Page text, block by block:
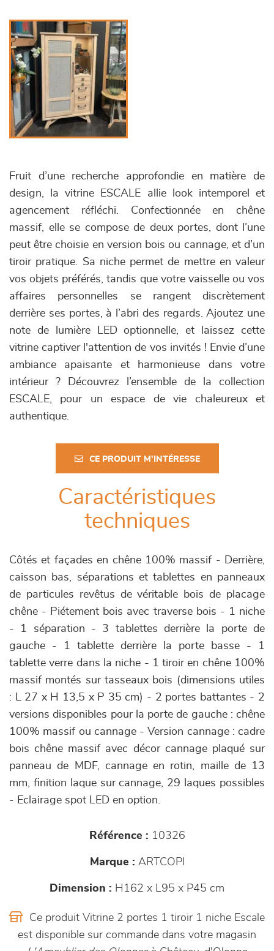
Fruit d’une recherche approfondie en matière de
design, la vitrine ESCALE allie look intemporel et
agencement réfléchi. Confectionnée en chêne
massif, elle se compose de deux portes, dont l’une
peut être choisie en version bois ou cannage, et d’un
tiroir pratique. Sa niche permet de mettre en valeur
vos objets préférés, tandis que votre vaisselle ou vos
affaires personnelles se rangent discrètement
derrière ses portes, à l’abri des regards. Ajoutez une
note de lumière LED optionnelle, et laissez cette
vitrine captiver l'attention de vos invités ! Envie d’une
ambiance apaisante et harmonieuse dans votre
intérieur ? Découvrez l’ensemble de la collection
ESCALE, pour un espace de vie chaleureux et
authentique.
CE PRODUIT M'INTÉRESSE
Caractéristiques
techniques
Côtés et façades en chêne 100% massif - Derrière,
caisson bas, séparations et tablettes en panneaux
de particules revêtus de véritable bois de placage
chêne - Piétement bois avec traverse bois - 1 niche
- 1 séparation - 3 tablettes derrière la porte de
gauche - 1 tablette derrière la porte basse - 1
tablette verre dans la niche - 1 tiroir en chêne 100%
massif montés sur tasseaux bois (dimensions utiles
: L 27 x H 13,5 x P 35 cm) - 2 portes battantes - 2
versions disponibles pour la porte de gauche : chêne
100% massif ou cannage - Version cannage : cadre
bois chêne massif avec décor cannage plaqué sur
panneau de MDF, cannage en rotin, maille de 13
mm, finition laque sur cannage, 29 laques possibles
- Eclairage spot LED en option.
Référence : 10326
Marque : ARTCOPI
Dimension : H162 x L95 x P45 cm
Ce produit Vitrine 2 portes 1 tiroir 1 niche Escale
est disponible sur commande dans votre magasin